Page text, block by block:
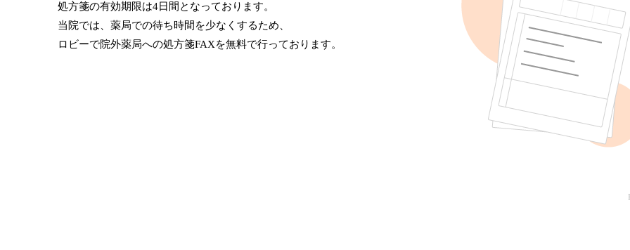
処方箋の有効期限は4日間となっております。
当院では、薬局での待ち時間を少なくするため、
ロビーで院外薬局への処方箋FAXを無料で行っております。